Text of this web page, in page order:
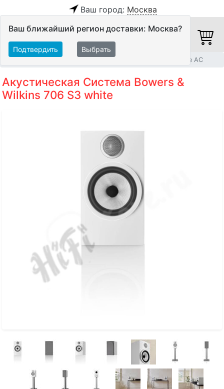
Ваш город: Москва
Ваш ближайший регион доставки: Москва?
Подтвердить Выбрать
Полочные и настенные АС
Акустическая Система Bowers &
Wilkins 706 S3 white